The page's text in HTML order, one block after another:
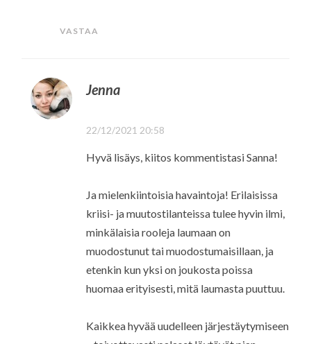
VASTAA
Jenna
22/12/2021 20:58
Hyvä lisäys, kiitos kommentistasi Sanna!
Ja mielenkiintoisia havaintoja! Erilaisissa
kriisi- ja muutostilanteissa tulee hyvin ilmi,
minkälaisia rooleja laumaan on
muodostunut tai muodostumaisillaan, ja
etenkin kun yksi on joukosta poissa
huomaa erityisesti, mitä laumasta puuttuu.
Kaikkea hyvää uudelleen järjestäytymiseen